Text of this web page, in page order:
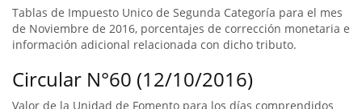
Tablas de Impuesto Unico de Segunda Categoría para el mes
de Noviembre de 2016, porcentajes de corrección monetaria e
información adicional relacionada con dicho tributo.
Circular N°60 (12/10/2016)
Valor de la Unidad de Fomento para los días comprendidos